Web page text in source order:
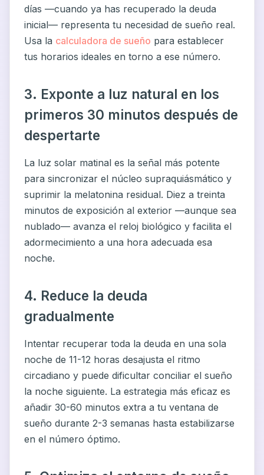
días —cuando ya has recuperado la deuda
inicial— representa tu necesidad de sueño real.
Usa la calculadora de sueño para establecer
tus horarios ideales en torno a ese número.
3. Exponte a luz natural en los
primeros 30 minutos después de
despertarte
La luz solar matinal es la señal más potente
para sincronizar el núcleo supraquiásmático y
suprimir la melatonina residual. Diez a treinta
minutos de exposición al exterior —aunque sea
nublado— avanza el reloj biológico y facilita el
adormecimiento a una hora adecuada esa
noche.
4. Reduce la deuda
gradualmente
Intentar recuperar toda la deuda en una sola
noche de 11-12 horas desajusta el ritmo
circadiano y puede dificultar conciliar el sueño
la noche siguiente. La estrategia más eficaz es
añadir 30-60 minutos extra a tu ventana de
sueño durante 2-3 semanas hasta estabilizarse
en el número óptimo.